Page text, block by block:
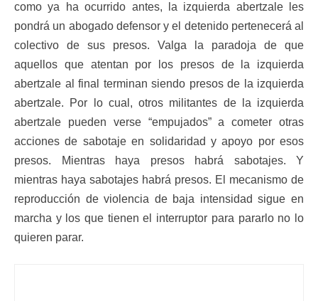
como ya ha ocurrido antes, la izquierda abertzale les
pondrá un abogado defensor y el detenido pertenecerá al
colectivo de sus presos. Valga la paradoja de que
aquellos que atentan por los presos de la izquierda
abertzale al final terminan siendo presos de la izquierda
abertzale. Por lo cual, otros militantes de la izquierda
abertzale pueden verse “empujados” a cometer otras
acciones de sabotaje en solidaridad y apoyo por esos
presos. Mientras haya presos habrá sabotajes. Y
mientras haya sabotajes habrá presos. El mecanismo de
reproducción de violencia de baja intensidad sigue en
marcha y los que tienen el interruptor para pararlo no lo
quieren parar.